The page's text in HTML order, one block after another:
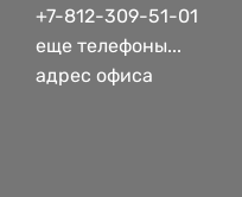
+7-812-309-51-01
еще телефоны...
адрес офиса